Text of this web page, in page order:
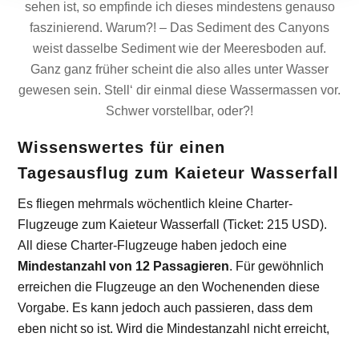
sehen ist, so empfinde ich dieses mindestens genauso
faszinierend. Warum?! – Das Sediment des Canyons
weist dasselbe Sediment wie der Meeresboden auf.
Ganz ganz früher scheint die also alles unter Wasser
gewesen sein. Stell‘ dir einmal diese Wassermassen vor.
Schwer vorstellbar, oder?!
Wissenswertes für einen
Tagesausflug zum Kaieteur Wasserfall
Es fliegen mehrmals wöchentlich kleine Charter-
Flugzeuge zum Kaieteur Wasserfall (Ticket: 215 USD).
All diese Charter-Flugzeuge haben jedoch eine
Mindestanzahl von 12 Passagieren. Für gewöhnlich
erreichen die Flugzeuge an den Wochenenden diese
Vorgabe. Es kann jedoch auch passieren, dass dem
eben nicht so ist. Wird die Mindestanzahl nicht erreicht,